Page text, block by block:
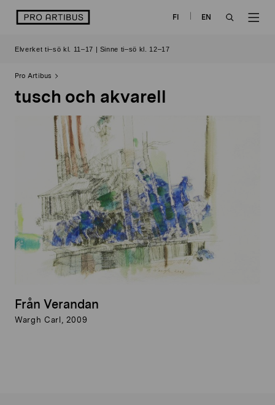
logo FI
EN
Elverket ti–sö kl. 11–17 | Sinne ti–sö kl. 12–17
Pro Artibus
tusch och akvarell
Från Verandan
Wargh Carl, 2009